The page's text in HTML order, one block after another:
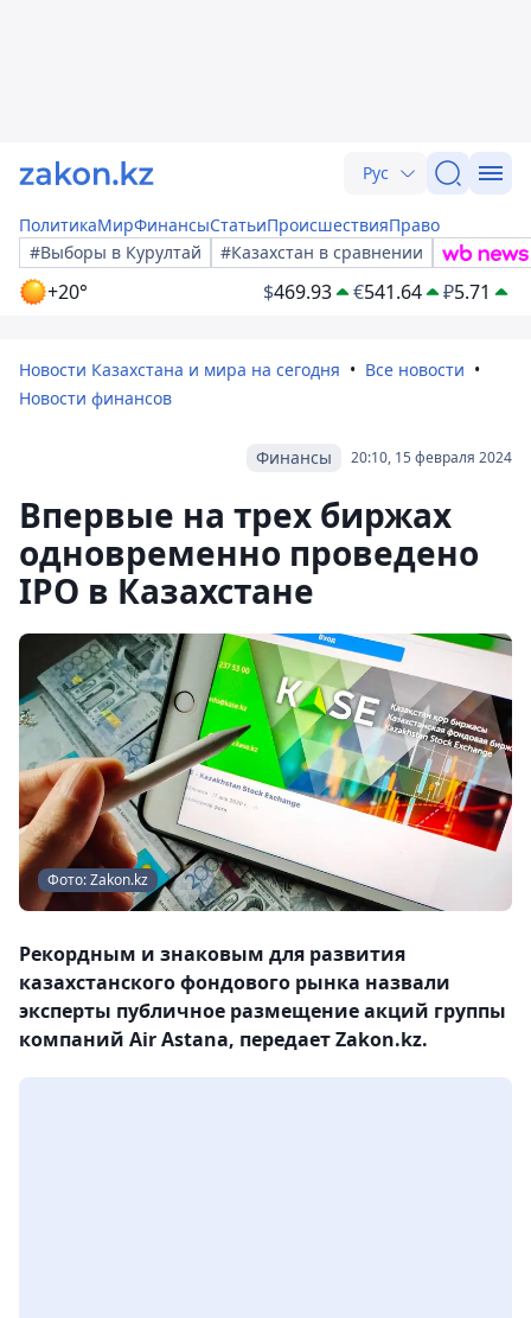
Рус
ПолитикаМирФинансыСтатьиПроисшествияПраво
#Выборы в Курултай
#Казахстан в сравнении
+20° $469.93 €541.64 ₽5.71
Новости Казахстана и мира на сегодня
Все новости
Новости финансов
20:10, 15 февраля 2024
Финансы
Впервые на трех биржах
одновременно проведено
IPO в Казахстане
Фото: Zakon.kz
Рекордным и знаковым для развития
казахстанского фондового рынка назвали
эксперты публичное размещение акций группы
компаний Air Astana, передает Zakon.kz.